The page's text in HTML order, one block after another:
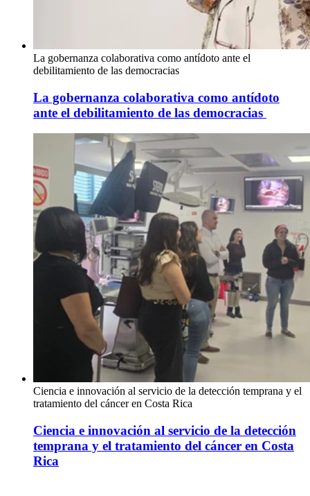
La gobernanza colaborativa como antídoto ante el
debilitamiento de las democracias
La gobernanza colaborativa como antídoto
ante el debilitamiento de las democracias
Ciencia e innovación al servicio de la detección temprana y el
tratamiento del cáncer en Costa Rica
Ciencia e innovación al servicio de la detección
temprana y el tratamiento del cáncer en Costa
Rica